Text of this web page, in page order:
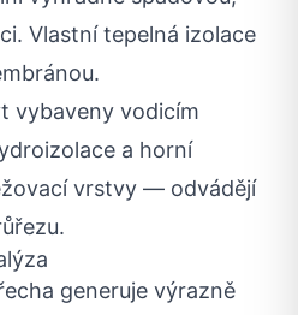
Vlastní tepelná izolace
vybaveny vodicím
a horní
vrstvy — odvádějí
generuje výrazně